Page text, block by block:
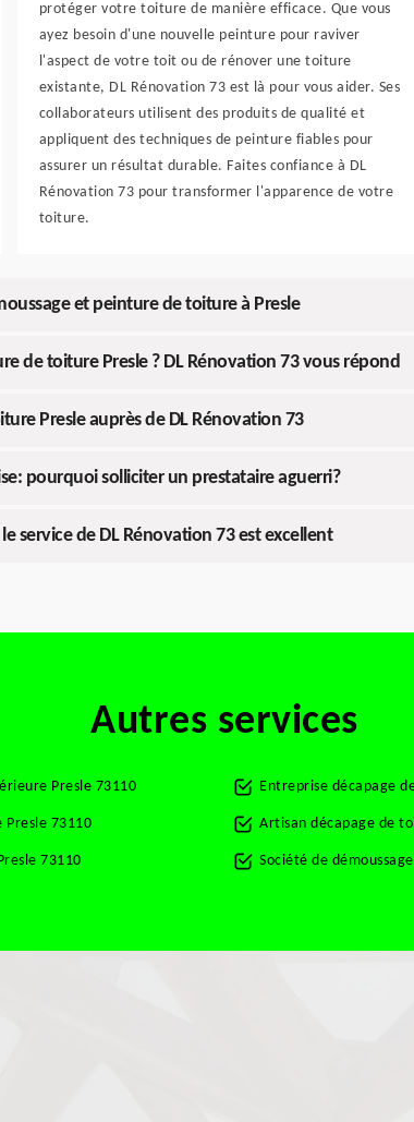
protéger votre toiture de manière efficace. Que vous
ayez besoin d'une nouvelle peinture pour raviver
l'aspect de votre toit ou de rénover une toiture
existante, DL Rénovation 73 est là pour vous aider. Ses
collaborateurs utilisent des produits de qualité et
appliquent des techniques de peinture fiables pour
assurer un résultat durable. Faites confiance à DL
Rénovation 73 pour transformer l'apparence de votre
toiture.
et peinture de toiture à Presle
de toiture Presle ? DL Rénovation 73 vous répond
Presle auprès de DL Rénovation 73
pourquoi solliciter un prestataire aguerri?
service de DL Rénovation 73 est excellent
Autres services
Presle 73110
73110
73110
Entreprise décapage
Artisan décapage de
Société de